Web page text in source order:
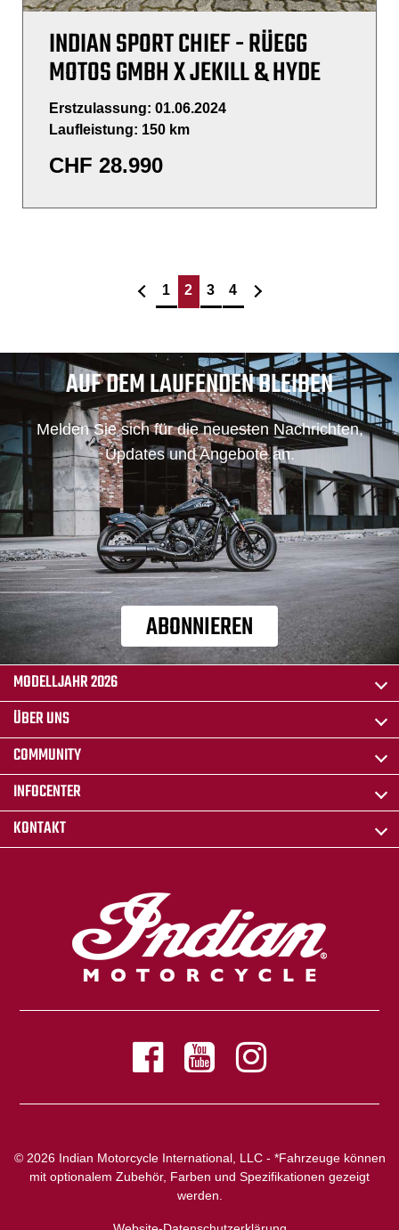
INDIAN SPORT CHIEF - RÜEGG
MOTOS GMBH X JEKILL & HYDE
Erstzulassung: 01.06.2024
Laufleistung: 150 km
CHF 28.990
1 2 3 4
AUF DEM LAUFENDEN BLEIBEN
Melden Sie sich für die neuesten Nachrichten,
Updates und Angebote an.
ABONNIEREN
MODELLJAHR 2026
ÜBER UNS
COMMUNITY
INFOCENTER
KONTAKT
© 2026 Indian Motorcycle International, LLC - *Fahrzeuge können
mit optionalem Zubehör, Farben und Spezifikationen gezeigt
werden.